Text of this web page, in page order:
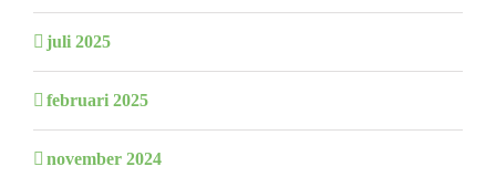
juli 2025
februari 2025
november 2024